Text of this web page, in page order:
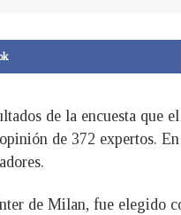
de la encuesta
de 372 expertos.
de Milan, fue elegido